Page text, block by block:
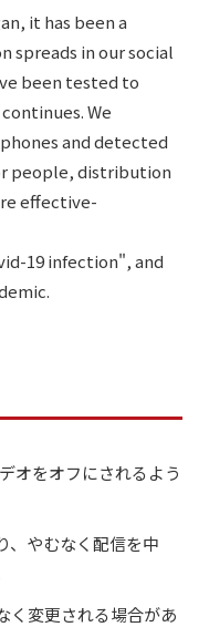
it has been a
spreads in our social
been tested to
We
and detected
people, distribution
effective-
19 infection", and
オをオフにされるよう
、やむなく配信を中
く変更される場合があ